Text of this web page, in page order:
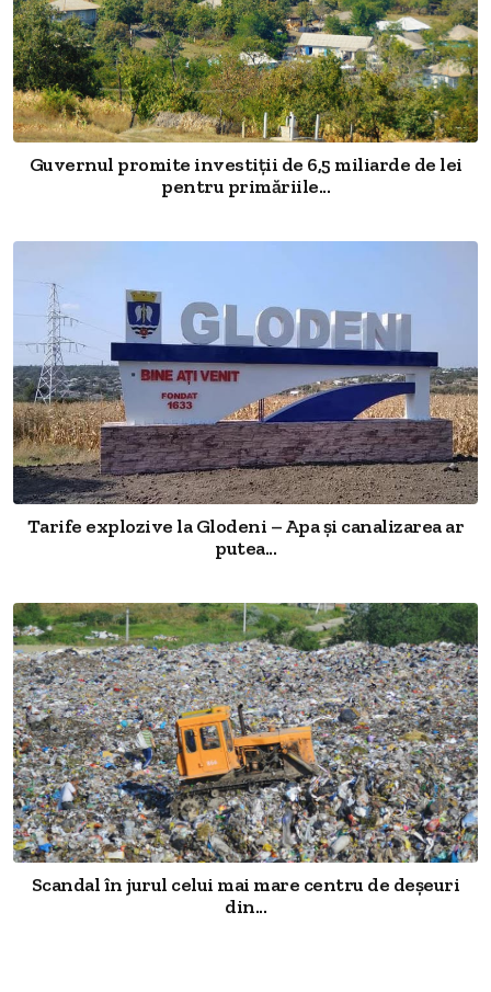
Guvernul promite investiții de 6,5 miliarde de lei
pentru primăriile...
Tarife explozive la Glodeni – Apa și canalizarea ar
putea...
Scandal în jurul celui mai mare centru de deșeuri
din...